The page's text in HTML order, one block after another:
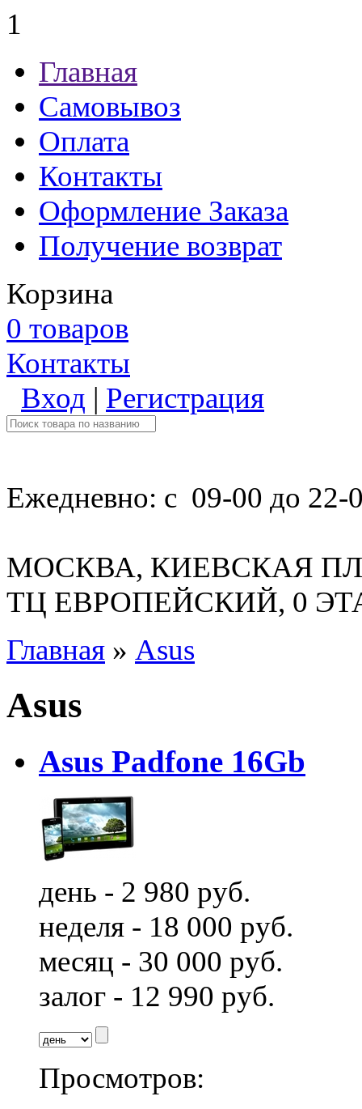
1
Главная
Самовывоз
Оплата
Контакты
Оформление Заказа
Получение возврат
Корзина
0 товаров
Контакты
Вход | Регистрация
Ежедневно: с 09-00 до 22-
МОСКВА, КИЕВСКАЯ
ТЦ ЕВРОПЕЙСКИЙ, 0
Главная » Asus
Asus
Asus Padfone 16Gb
день - 2 980 руб.
неделя - 18 000 руб.
месяц - 30 000 руб.
залог - 12 990 руб.
Просмотров: